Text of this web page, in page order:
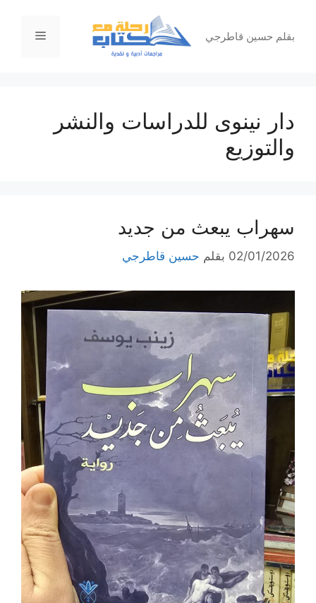
المحتوىبقلم حسين قاطرجي القائمة
دار نينوى للدراسات والنشر
والتوزيع
سهراب يبعث من جديد
02/01/2026 بقلم حسين قاطرجي